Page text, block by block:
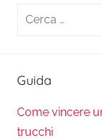
Ricerca
Guida
Come vincere
trucchi